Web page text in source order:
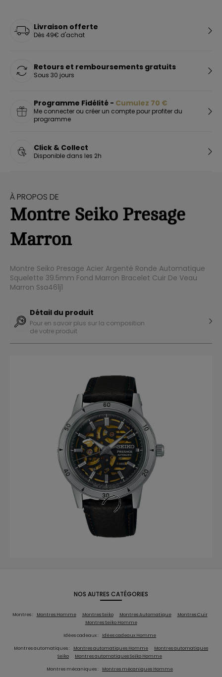
Livraison offerte
Dès 49€ d'achat
Retours et remboursements gratuits
Sous 30 jours
Programme Fidélité - Cumulez 70 €
Me connecter ou créer un compte pour profiter du
programme
Click & Collect
Disponible dans les 2h
À PROPOS DE
Montre Seiko Presage
Marron
Montre Seiko Presage Acier Argenté Ronde Automatique
Squelette 39.5mm Fond Marron Bracelet Cuir De Veau
Marron Ssa461j1
Détail du produit
Pour en savoir plus sur la composition
de votre produit
NOS AUTRES CATÉGORIES
Montres : Montres Homme Montres Seiko Montres Automatique
Montres Cuir
Montres Seiko Homme
Idées cadeaux : Idées cadeaux Homme
Montres automatiques : Montres automatiques Homme
Montres automatiques
Seiko
Montres automatiques Seiko Homme
Montres mécaniques : Montres mécaniques Homme